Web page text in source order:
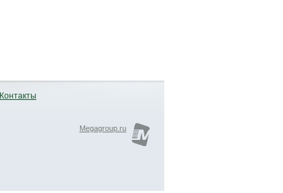
Контакты
Megagroup.ru